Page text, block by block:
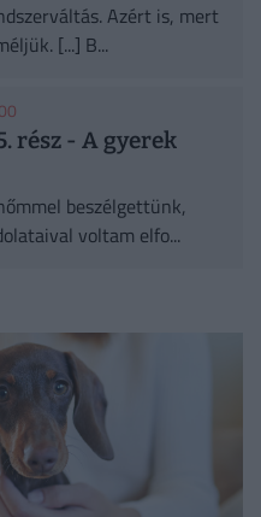
Azért is, mert
[...] B...
rész - A gyerek
beszélgettünk,
voltam elfo...